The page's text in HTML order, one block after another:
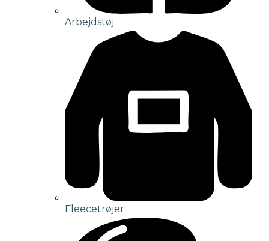
Arbejdstøj
Fleecetrøjer